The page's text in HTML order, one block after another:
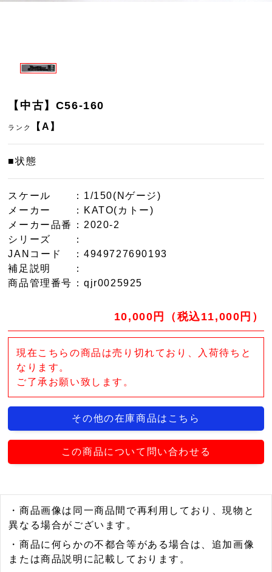
【中古】C56-160
ランク 【A】
■状態
スケール
：1/150(Nゲージ)
メーカー
：KATO(カトー)
メーカー品番
：2020-2
シリーズ
：
JANコード
：4949727690193
補足説明
：
商品管理番号 ：qjr0025925
10,000円（税込11,000円）
現在こちらの商品は売り切れており、入荷待ちと
なります。
ご了承お願い致します。
その他の在庫商品はこちら
この商品について問い合わせる
・商品画像は同一商品間で再利用しており、現物と
異なる場合がございます。
・商品に何らかの不都合等がある場合は、追加画像
または商品説明に記載しております。